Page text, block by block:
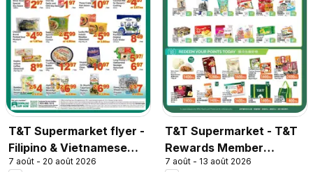
T&T Supermarket flyer -
Filipino & Vietnamese
Top Picks
7 août - 20 août 2026
T&T Supermarket - T&T
Rewards Member
Benefit In-store flyer
7 août - 13 août 2026